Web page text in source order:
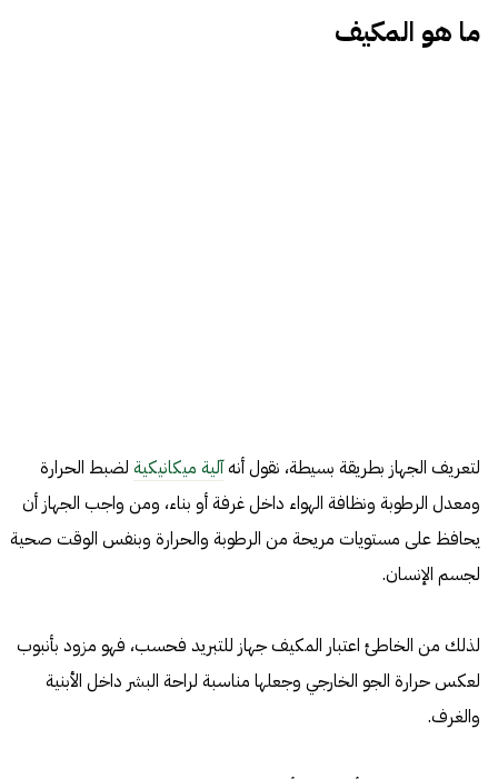
ما هو المكيف
لتعريف الجهاز بطريقة بسيطة، نقول أنهآلية ميكانيكية لضبط الحرارة
ومعدل الرطوبة ونظافة الهواء داخل غرفة أو بناء، ومن واجب الجهاز أن
يحافظ على مستويات مريحة من الرطوبة والحرارة وبنفس الوقت صحية
لجسم الإنسان.
لذلك من الخاطئ اعتبار المكيف جهاز للتبريد فحسب، فهو مزود بأنبوب
لعكس حرارة الجو الخارجي وجعلها مناسبة لراحة البشر داخل الأبنية
والغرف.